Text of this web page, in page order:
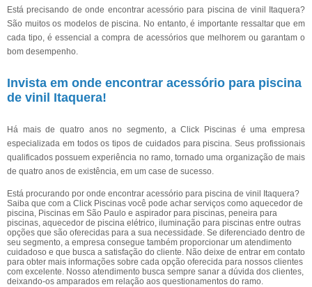
Está precisando de onde encontrar acessório para piscina de vinil Itaquera?
São muitos os modelos de piscina. No entanto, é importante ressaltar que em
cada tipo, é essencial a compra de acessórios que melhorem ou garantam o
bom desempenho.
Invista em onde encontrar acessório para piscina
de vinil Itaquera!
Há mais de quatro anos no segmento, a Click Piscinas é uma empresa
especializada em todos os tipos de cuidados para piscina. Seus profissionais
qualificados possuem experiência no ramo, tornado uma organização de mais
de quatro anos de existência, em um case de sucesso.
Está procurando por onde encontrar acessório para piscina de vinil Itaquera?
Saiba que com a Click Piscinas você pode achar serviços como aquecedor de
piscina, Piscinas em São Paulo e aspirador para piscinas, peneira para
piscinas, aquecedor de piscina elétrico, iluminação para piscinas entre outras
opções que são oferecidas para a sua necessidade. Se diferenciado dentro de
seu segmento, a empresa consegue também proporcionar um atendimento
cuidadoso e que busca a satisfação do cliente. Não deixe de entrar em contato
para obter mais informações sobre cada opção oferecida para nossos clientes
com excelente. Nosso atendimento busca sempre sanar a dúvida dos clientes,
deixando-os amparados em relação aos questionamentos do ramo.